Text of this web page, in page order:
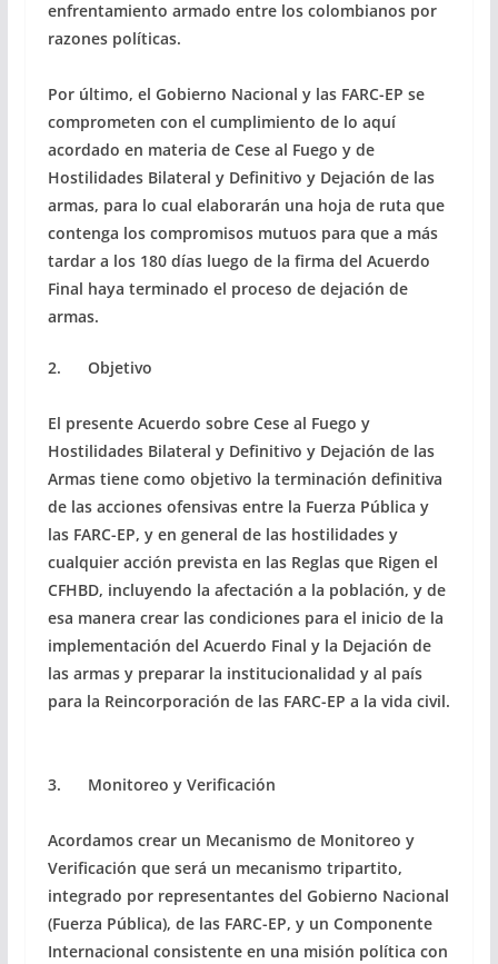
enfrentamiento armado entre los colombianos por
razones políticas.
Por último, el Gobierno Nacional y las FARC-EP se
comprometen con el cumplimiento de lo aquí
acordado en materia de Cese al Fuego y de
Hostilidades Bilateral y Definitivo y Dejación de las
armas, para lo cual elaborarán una hoja de ruta que
contenga los compromisos mutuos para que a más
tardar a los 180 días luego de la firma del Acuerdo
Final haya terminado el proceso de dejación de
armas.
2. Objetivo
El presente Acuerdo sobre Cese al Fuego y
Hostilidades Bilateral y Definitivo y Dejación de las
Armas tiene como objetivo la terminación definitiva
de las acciones ofensivas entre la Fuerza Pública y
las FARC-EP, y en general de las hostilidades y
cualquier acción prevista en las Reglas que Rigen el
CFHBD, incluyendo la afectación a la población, y de
esa manera crear las condiciones para el inicio de la
implementación del Acuerdo Final y la Dejación de
las armas y preparar la institucionalidad y al país
para la Reincorporación de las FARC-EP a la vida civil.
3. Monitoreo y Verificación
Acordamos crear un Mecanismo de Monitoreo y
Verificación que será un mecanismo tripartito,
integrado por representantes del Gobierno Nacional
(Fuerza Pública), de las FARC-EP, y un Componente
Internacional consistente en una misión política con